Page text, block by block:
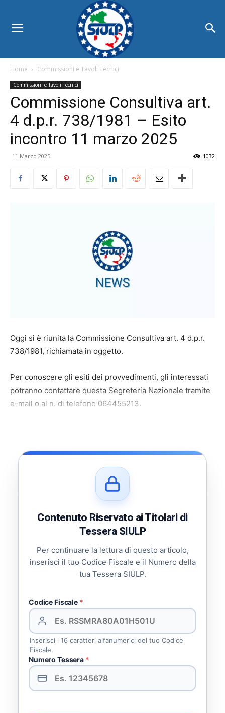
Home Commissioni e Tavoli Tecnici
Commissioni e Tavoli Tecnici
Commissione Consultiva art.
4 d.p.r. 738/1981 – Esito
incontro 11 marzo 2025
11 Marzo 2025 1032
Oggi si è riunita la Commissione Consultiva art. 4 d.p.r.
738/1981, richiamata in oggetto.
Per conoscere gli esiti dei provvedimenti, gli interessati
potranno contattare questa Segreteria Nazionale tramite
e-mail o al n. di telefono 064455213.
Contenuto Riservato ai Titolari di
Tessera SIULP
Per continuare la lettura di questo articolo,
inserisci il tuo Codice Fiscale e il Numero della
tua Tessera SIULP.
Codice Fiscale *
Inserisci i 16 caratteri alfanumerici del tuo Codice
Fiscale.
Numero Tessera *